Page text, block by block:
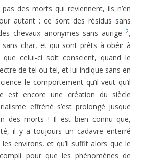
des morts qui reviennent, ils n’en
autant : ce sont des résidus sans
chevaux anonymes sans aurige
2,
sans char, et qui sont prêts à obéir à
que celui-ci soit conscient, quand le
de tel ou tel, et lui indique sans en
le comportement qu’il veut qu’il
est encore une création du siècle
effréné s’est prolongé jusque
des morts ! Il est bien connu que,
il y a toujours un cadavre enterré
environs, et qu’il suffit alors que le
pour que les phénomènes de